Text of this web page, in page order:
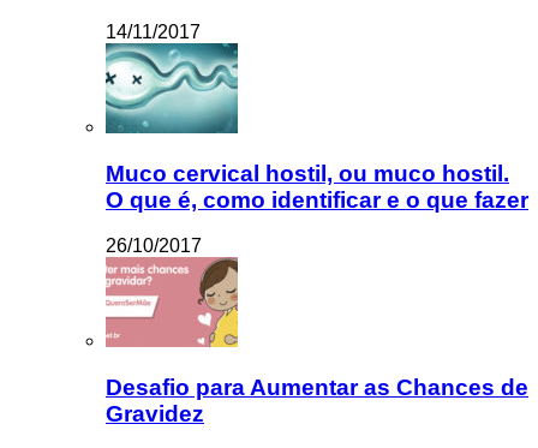
14/11/2017
Muco cervical hostil, ou muco hostil.
O que é, como identificar e o que fazer
26/10/2017
Desafio para Aumentar as Chances de
Gravidez